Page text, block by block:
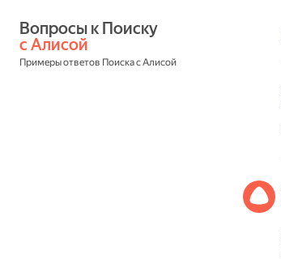
с Алисой
Примеры ответов Поиска с Алисой